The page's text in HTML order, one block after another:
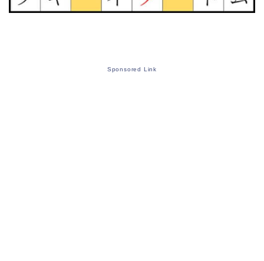
Sponsored Link